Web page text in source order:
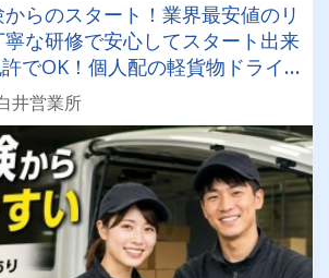
らのスタート！業界最安値のリ
な研修で安心してスタート出来
でOK！個人配の軽貨物ドライ
・週払いOK♪しっかり稼いで生
用実績あり◎キャリアアップも
井営業所